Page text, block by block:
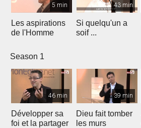
5 min
Les aspirations
de l'Homme
43 min
Si quelqu'un a
soif ...
Season 1
46 min
Développer sa
foi et la partager
39 min
Dieu fait tomber
les murs